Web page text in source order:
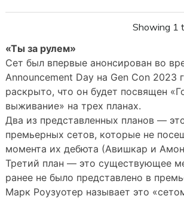
Showing 1
«Ты за рулем»
Сет был впервые анонсирован во
Announcement Day на Gen Con 2023
раскрыто, что он будет посвящен
выживание» на трех планах.
Два из представленных планов —
премьерных сетов, которые не
момента их дебюта (Авишкар и
Третий план — это существующее
ранее не было представлено в
Марк Роузуотер называет это